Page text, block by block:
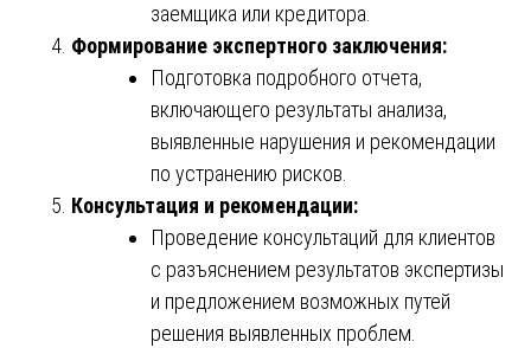
заемщика или кредитора.
Формирование экспертного заключения:
Подготовка подробного отчета,
включающего результаты анализа,
выявленные нарушения и рекомендации
по устранению рисков.
Консультация и рекомендации:
Проведение консультаций для клиентов
с разъяснением результатов экспертизы
и предложением возможных путей
решения выявленных проблем.